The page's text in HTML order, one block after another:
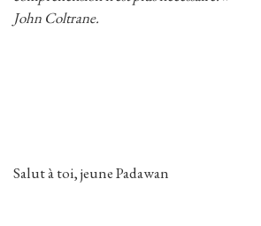
John Coltrane.
Salut à toi, jeune Padawan